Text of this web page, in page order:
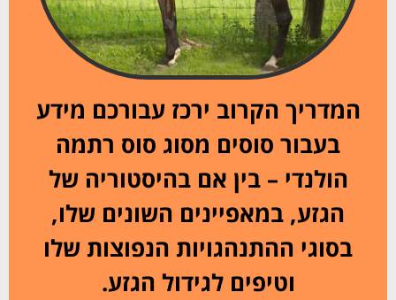
המדריך הקרוב ירכז עבורכם מידע
בעבור סוסים מסוג סוס רתמה
הולנדי – בין אם בהיסטוריה של
הגזע, במאפיינים השונים שלו,
בסוגי ההתנהגויות הנפוצות שלו
וטיפים לגידול הגזע.